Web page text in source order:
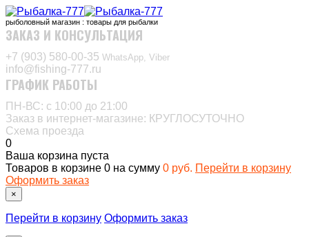
рыболовный магазин : товары для рыбалки
ЗАКАЗ И КОНСУЛЬТАЦИЯ
+7 (903) 580-00-35‬ WhatsApp, Viber
info@fishing-777.ru
ГРАФИК РАБОТЫ
ПН-ВС: с 10:00 до 21:00
Заказ в интернет-магазине: КРУГЛОСУТОЧНО
Схема проезда
0
Ваша корзина пуста
Товаров в корзине 0 на сумму 0 руб. Перейти в корзину
Оформить заказ
×
Перейти в корзину Оформить заказ